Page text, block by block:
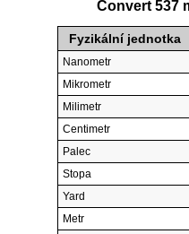
Convert 537
Fyzikální jednotka
Nanometr
Mikrometr
Milimetr
Centimetr
Palec
Stopa
Yard
Metr